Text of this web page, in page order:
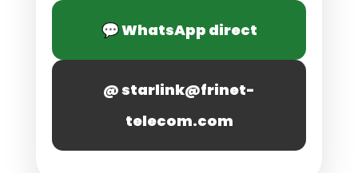
💬 WhatsApp direct
@ starlink@frinet-
telecom.com